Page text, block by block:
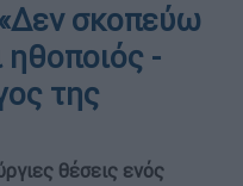
«Δεν σκοπεύω
ηθοποιός -
της
θέσεις ενός